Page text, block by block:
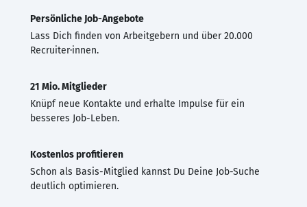
Persönliche Job-Angebote
Lass Dich finden von Arbeitgebern und über 20.000
Recruiter·innen.
21 Mio. Mitglieder
Knüpf neue Kontakte und erhalte Impulse für ein
besseres Job-Leben.
Kostenlos profitieren
Schon als Basis-Mitglied kannst Du Deine Job-Suche
deutlich optimieren.